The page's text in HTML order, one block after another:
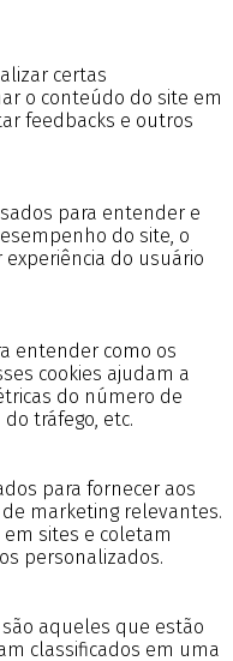
certas
o conteúdo do site em
feedbacks e outros
para entender e
do site, o
do usuário
entender como os
cookies ajudam a
do número de
tráfego, etc.
para fornecer aos
marketing relevantes.
em sites e coletam
personalizados.
aqueles que estão
classificados em uma